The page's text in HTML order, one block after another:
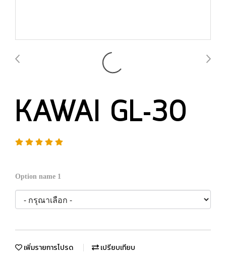
KAWAI GL-30
Option name 1
เพิ่มรายการโปรด เปรียบเทียบ